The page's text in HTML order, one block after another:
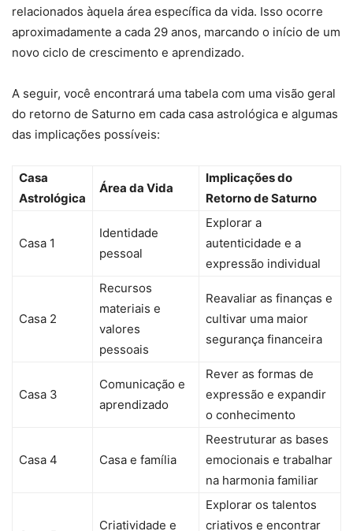
relacionados àquela área específica da vida. Isso ocorre
aproximadamente a cada 29 anos, marcando o início de um
novo ciclo de crescimento e aprendizado.
A seguir, você encontrará uma tabela com uma visão geral
do retorno de Saturno em cada casa astrológica e algumas
das implicações possíveis:
Casa
Astrológica
Área da Vida
Implicações do
Retorno de Saturno
Casa 1
Identidade
pessoal
Explorar a
autenticidade e a
expressão individual
Casa 2
Recursos
materiais e
valores
pessoais
Reavaliar as finanças e
cultivar uma maior
segurança financeira
Casa 3
Comunicação e
aprendizado
Rever as formas de
expressão e expandir
o conhecimento
Casa 4 Casa e família
Reestruturar as bases
emocionais e trabalhar
na harmonia familiar
Criatividade e
Explorar os talentos
criativos e encontrar